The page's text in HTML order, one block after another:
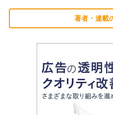
著者・連載